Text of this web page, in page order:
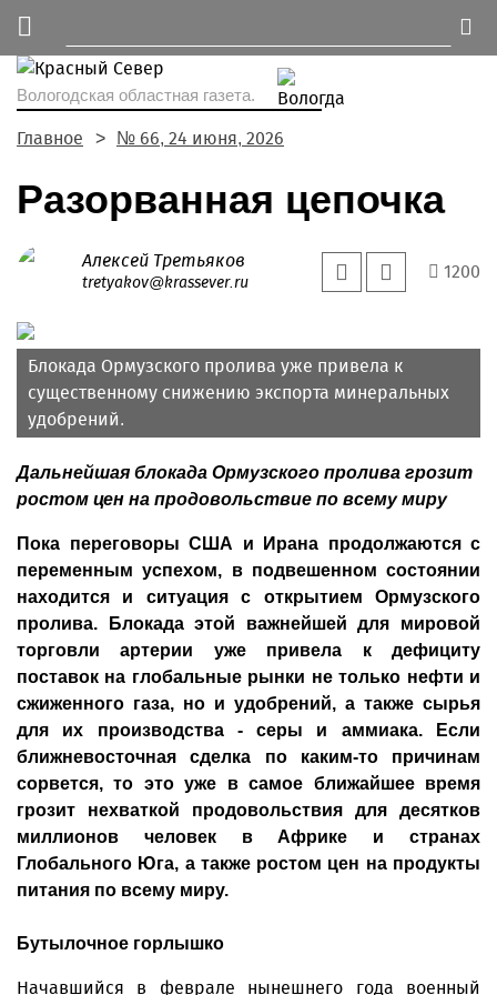
Вологодская областная газета.
Главное № 66, 24 июня, 2026
Разорванная цепочка
Алексей Третьяков
tretyakov@krassever.ru
1200
Блокада Ормузского пролива уже привела к
существенному снижению экспорта минеральных
удобрений.
Дальнейшая блокада Ормузского пролива грозит
ростом цен на продовольствие по всему миру
Пока переговоры США и Ирана продолжаются с
переменным успехом, в подвешенном состоянии
находится и ситуация с открытием Ормузского
пролива. Блокада этой важнейшей для мировой
торговли артерии уже привела к дефициту
поставок на глобальные рынки не только нефти и
сжиженного газа, но и удобрений, а также сырья
для их производства - серы и аммиака. Если
ближневосточная сделка по каким-то причинам
сорвется, то это уже в самое ближайшее время
грозит нехваткой продовольствия для десятков
миллионов человек в Африке и странах
Глобального Юга, а также ростом цен на продукты
питания по всему миру.
Бутылочное горлышко
Начавшийся в феврале нынешнего года военный